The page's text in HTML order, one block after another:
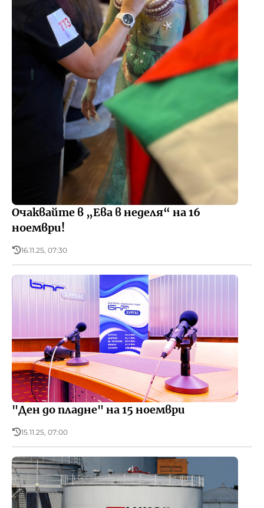
Очаквайте в „Ева в неделя“ на 16
ноември!
16.11.25, 07:30
"Ден до пладне" на 15 ноември
15.11.25, 07:00